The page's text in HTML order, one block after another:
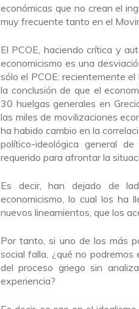
económicas que no crean el
muy frecuente tanto en el
El PCOE, haciendo crítica y
economicismo es una
sólo el PCOE: recientemente
la conclusión de que el
30 huelgas generales en
las miles de movilizaciones
ha habido cambio en la
político-ideológica general
requerido para afrontar la
Es decir, han dejado de
economicismo, lo cual los ha
nuevos lineamientos, que los
Por tanto, si uno de los más
social falla, ¿qué no
del proceso griego sin
experiencia?